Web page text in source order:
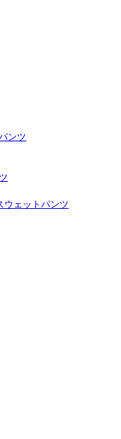
ンツ
ウェットパンツ